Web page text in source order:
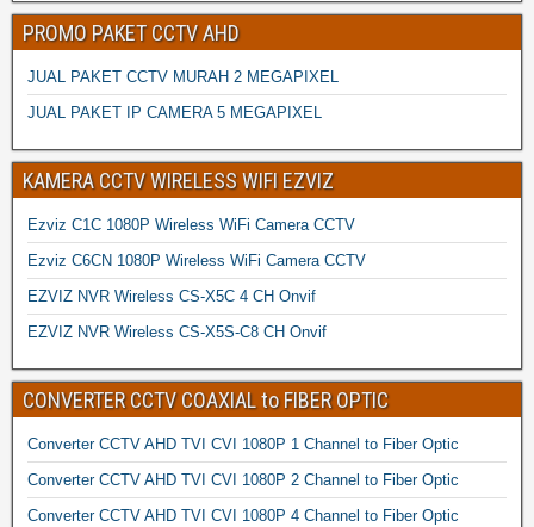
PROMO PAKET CCTV AHD
JUAL PAKET CCTV MURAH 2 MEGAPIXEL
JUAL PAKET IP CAMERA 5 MEGAPIXEL
KAMERA CCTV WIRELESS WIFI EZVIZ
Ezviz C1C 1080P Wireless WiFi Camera CCTV
Ezviz C6CN 1080P Wireless WiFi Camera CCTV
EZVIZ NVR Wireless CS-X5C 4 CH Onvif
EZVIZ NVR Wireless CS-X5S-C8 CH Onvif
CONVERTER CCTV COAXIAL to FIBER OPTIC
Converter CCTV AHD TVI CVI 1080P 1 Channel to Fiber Optic
Converter CCTV AHD TVI CVI 1080P 2 Channel to Fiber Optic
Converter CCTV AHD TVI CVI 1080P 4 Channel to Fiber Optic